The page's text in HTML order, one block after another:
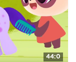
44:0